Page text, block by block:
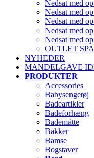
Nedsat med
Nedsat med
Nedsat med
Nedsat med
Nedsat med
OUTLET
NYHEDER
MANDELGAVE
PRODUKTER
Accessories
Babysengetøj
Badeartikler
Badeforhæng
Bademåtte
Bakker
Bamse
Bogstaver